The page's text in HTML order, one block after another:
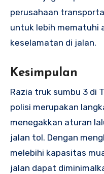
perusahaan
untuk lebih mematuhi
keselamatan di jalan.
Kesimpulan
Razia truk sumbu 3 di
polisi merupakan
menegakkan aturan
jalan tol. Dengan
melebihi kapasitas
jalan dapat